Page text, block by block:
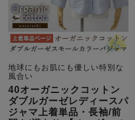
地球にもお肌にも優しい特別な
風合い
40オーガニックコットン
ダブルガーゼレディースパ
ジャマ上着単品・長袖/前